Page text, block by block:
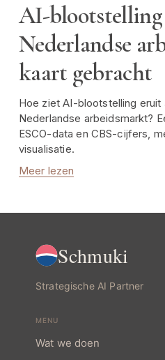
AI-blootstelling
Nederlandse
kaart gebracht
Hoe ziet AI-blootstelling eruit
Nederlandse arbeidsmarkt?
ESCO-data en CBS-cijfers,
visualisatie.
Meer lezen
Schmuki
Strategische AI Partner
MENU
Wat we doen